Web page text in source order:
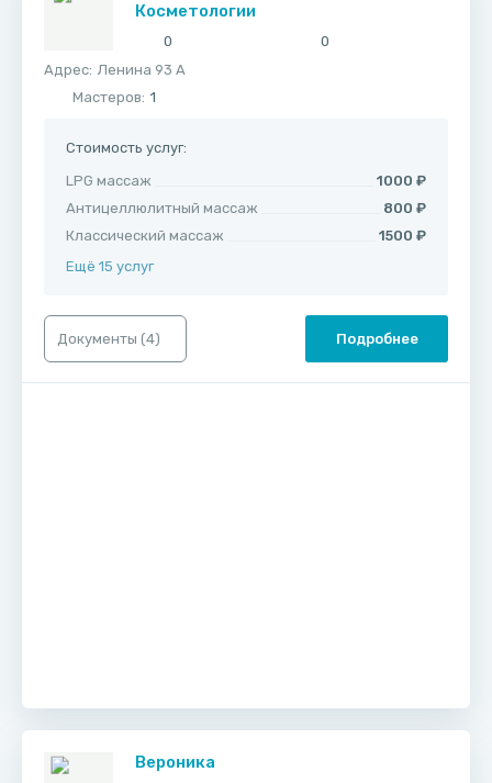
Косметологии
0
0
Адрес: ​Ленина 93 А
Мастеров: 1
Стоимость услуг:
LPG массаж
1000 ₽
Антицеллюлитный массаж
800 ₽
Классический массаж
1500 ₽
Ещё 15 услуг
Документы (4) Подробнее
Вероника